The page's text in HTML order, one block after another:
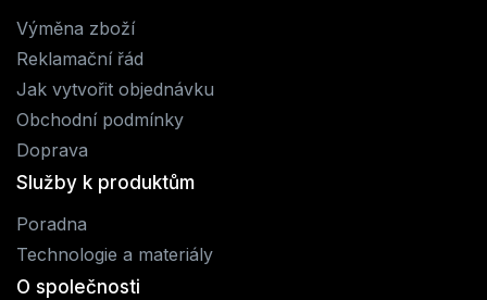
Výměna zboží
Reklamační řád
Jak vytvořit objednávku
Obchodní podmínky
Doprava
Služby k produktům
Poradna
Technologie a materiály
O společnosti